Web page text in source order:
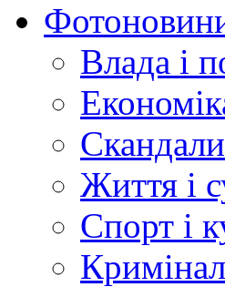
Влада і
Скандали
Життя і
Спорт і
Кримінал